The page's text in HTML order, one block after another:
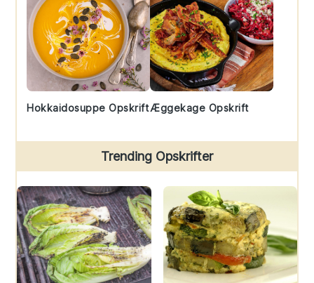
Hokkaidosuppe OpskriftÆggekage Opskrift
Trending Opskrifter